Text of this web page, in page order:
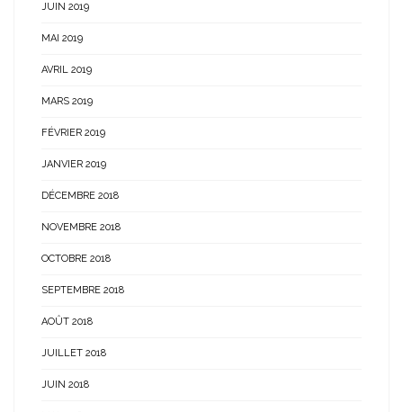
JUIN 2019
MAI 2019
AVRIL 2019
MARS 2019
FÉVRIER 2019
JANVIER 2019
DÉCEMBRE 2018
NOVEMBRE 2018
OCTOBRE 2018
SEPTEMBRE 2018
AOÛT 2018
JUILLET 2018
JUIN 2018